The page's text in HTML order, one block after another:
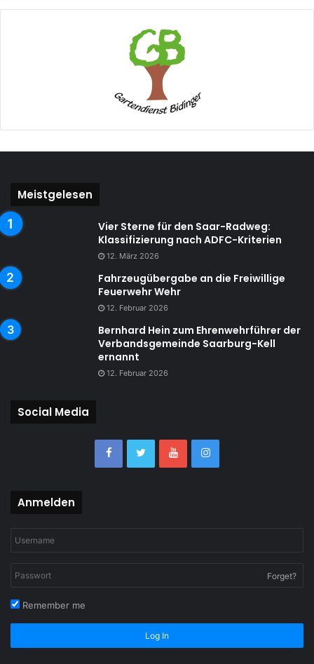
Meistgelesen
Vier Sterne für den Saar-Radweg:
Klassifizierung nach ADFC-Kriterien
12. März 2026
Fahrzeugübergabe an die Freiwillige
Feuerwehr Wehr
12. Februar 2026
Bernhard Hein zum Ehrenwehrführer der
Verbandsgemeinde Saarburg-Kell
ernannt
12. Februar 2026
Social Media
Anmelden
Forget?
Remember me
Log In